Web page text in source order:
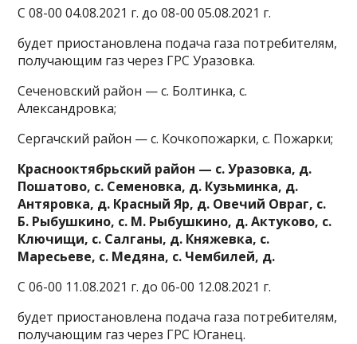
С 08-00 04.08.2021 г. до 08-00 05.08.2021 г.
будет приостановлена подача газа потребителям,
получающим газ через ГРС Уразовка.
Сеченовский район — с. Болтинка, с.
Александровка;
Сергачский район — с. Кочкопожарки, с. Пожарки;
Краснооктябрьский район — с. Уразовка, д.
Пошатово, с. Семеновка, д. Кузьминка, д.
Антяровка, д. Красный Яр, д. Овечий Овраг, с.
Б. Рыбушкино, с. М. Рыбушкино, д. Актуково, с.
Ключищи, с. Салганы, д. Княжевка, с.
Маресьеве, с. Медяна, с. Чембилей, д.
С 06-00 11.08.2021 г. до 06-00 12.08.2021 г.
будет приостановлена подача газа потребителям,
получающим газ через ГРС Юганец.